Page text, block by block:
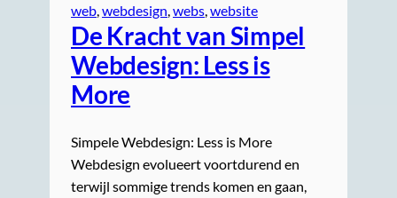
web, webdesign, webs, website
De Kracht van Simpel
Webdesign: Less is
More
Simpele Webdesign: Less is More
Webdesign evolueert voortdurend en
terwijl sommige trends komen en gaan,